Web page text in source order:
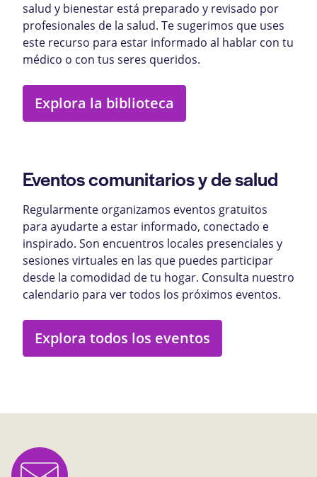
salud y bienestar está preparado y revisado por
profesionales de la salud. Te sugerimos que uses
este recurso para estar informado al hablar con tu
médico o con tus seres queridos.
Explora la biblioteca
Eventos comunitarios y de salud
Regularmente organizamos eventos gratuitos
para ayudarte a estar informado, conectado e
inspirado. Son encuentros locales presenciales y
sesiones virtuales en las que puedes participar
desde la comodidad de tu hogar. Consulta nuestro
calendario para ver todos los próximos eventos.
Explora todos los eventos